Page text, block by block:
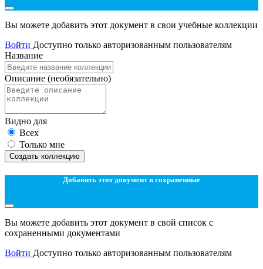
Вы можете добавить этот документ в свои учебные коллекции
Войти Доступно только авторизованным пользователям
Название
Описание (необязательно)
Видно для
Всех
Только мне
Создать коллекцию
Добавить этот документ в сохраненные
Вы можете добавить этот документ в свой список с
сохраненными документами
Войти Доступно только авторизованным пользователям